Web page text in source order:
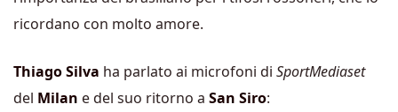
ricordano con molto amore.
Thiago Silva ha parlato ai microfoni di SportMediaset
del Milan e del suo ritorno a San Siro: